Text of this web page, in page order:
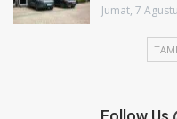
Jumat, 7